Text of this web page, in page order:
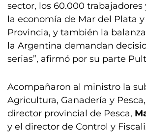
sector, los 60.000 trabajadores
la economía de Mar del Plata y
Provincia, y también la
la Argentina demandan
serias”, afirmó por su parte
Acompañaron al ministro la
Agricultura, Ganadería y Pesca,
director provincial de Pesca,
y el director de Control y